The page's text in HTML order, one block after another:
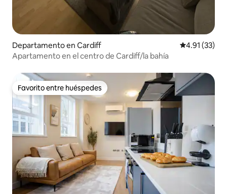
Departamento en Cardiff Calificación
4.91 (33)
Apartamento en el centro de Cardiff/la bahía
Favorito entre huéspedes
Favorito entre huéspedes